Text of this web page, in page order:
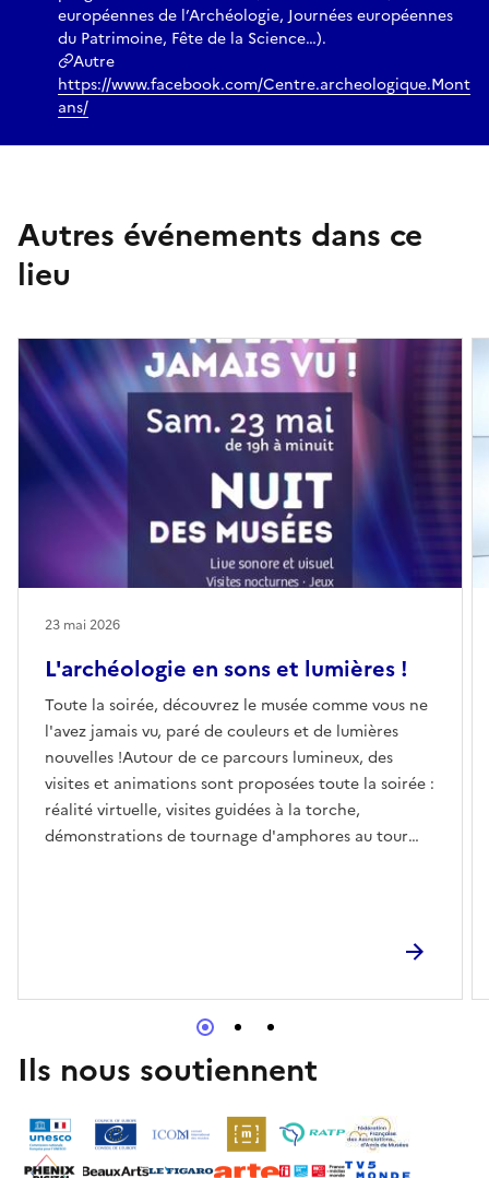
européennes de l’Archéologie, Journées européennes
du Patrimoine, Fête de la Science…).
Autre
https://www.facebook.com/Centre.archeologique.Mont
ans/
Autres événements dans ce
lieu
L'archéologie en sons et lumières !
Toute la soirée, découvrez le musée comme vous ne
l'avez jamais vu, paré de couleurs et de lumières
nouvelles !Autour de ce parcours lumineux, des
visites et animations sont proposées toute la soirée :
réalité virtuelle, visites guidées à la torche,
démonstrations de tournage d'amphores au tour
23 mai 2026
Ils nous soutiennent